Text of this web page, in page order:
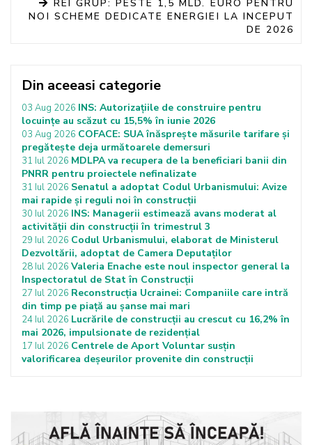
REI GRUP: PESTE 1,5 MLD. EURO PENTRU
NOI SCHEME DEDICATE ENERGIEI LA INCEPUT
DE 2026
Din aceeasi categorie
03 Aug 2026 INS: Autorizațiile de construire pentru
locuințe au scăzut cu 15,5% în iunie 2026
03 Aug 2026 COFACE: SUA înăsprește măsurile tarifare și
pregătește deja următoarele demersuri
31 Iul 2026 MDLPA va recupera de la beneficiari banii din
PNRR pentru proiectele nefinalizate
31 Iul 2026 Senatul a adoptat Codul Urbanismului: Avize
mai rapide și reguli noi în construcții
30 Iul 2026 INS: Managerii estimează avans moderat al
activității din construcții în trimestrul 3
29 Iul 2026 Codul Urbanismului, elaborat de Ministerul
Dezvoltării, adoptat de Camera Deputaților
28 Iul 2026 Valeria Enache este noul inspector general la
Inspectoratul de Stat în Construcții
27 Iul 2026 Reconstrucția Ucrainei: Companiile care intră
din timp pe piață au șanse mai mari
24 Iul 2026 Lucrările de construcții au crescut cu 16,2% în
mai 2026, impulsionate de rezidențial
17 Iul 2026 Centrele de Aport Voluntar susțin
valorificarea deșeurilor provenite din construcții